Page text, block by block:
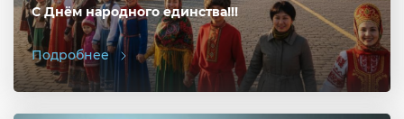
С Днём народного единства!!!
Подробнее